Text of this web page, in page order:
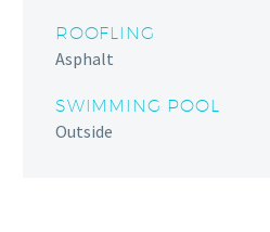
ROOFLING
Asphalt
SWIMMING POOL
Outside